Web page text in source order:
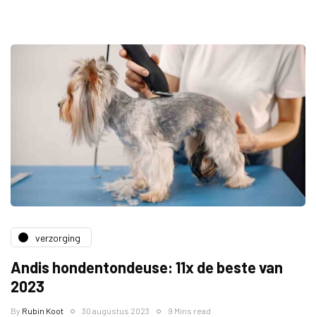
verzorging
Andis hondentondeuse: 11x de beste van
2023
By Rubin Koot 30 augustus 2023 9 Mins read